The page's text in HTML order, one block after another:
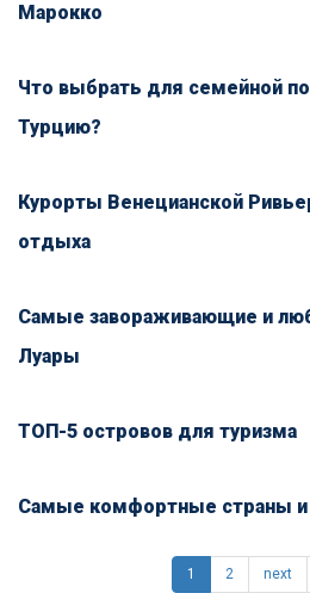
Марокко
Что выбрать для семейной
Турцию?
Курорты Венецианской
отдыха
Самые завораживающие и
Луары
ТОП-5 островов для туризма
Самые комфортные страны
1 2 next